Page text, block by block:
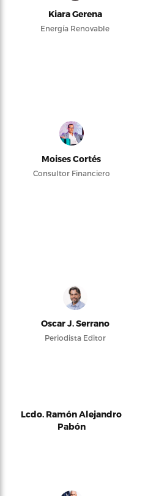
Kiara Gerena
Energía Renovable
Moises Cortés
Consultor Financiero
Oscar J. Serrano
Periodista Editor
Lcdo. Ramón Alejandro
Pabón